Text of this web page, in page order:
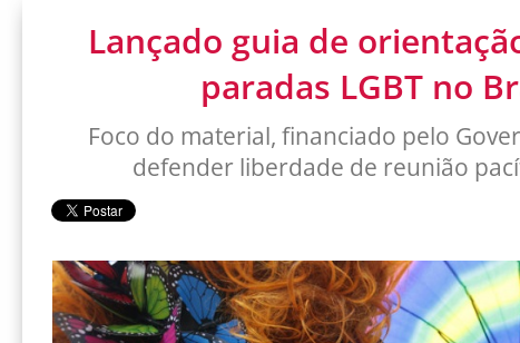
Lançado guia de
paradas LGBT no
Foco do material, financiado pelo
defender liberdade de reunião